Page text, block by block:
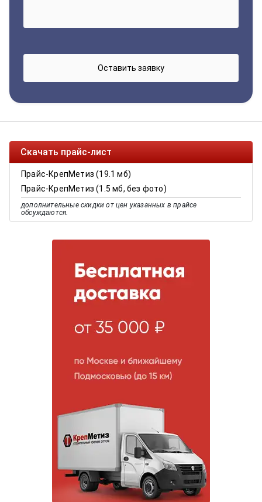
Скачать прайс-лист
Прайс-КрепМетиз (19.1 мб)
Прайс-КрепМетиз (1.5 мб, без фото)
дополнительные скидки от цен указанных в прайсе
обсуждаются.